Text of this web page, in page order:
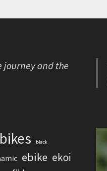
journey and the
bikes black
ebike ekoi